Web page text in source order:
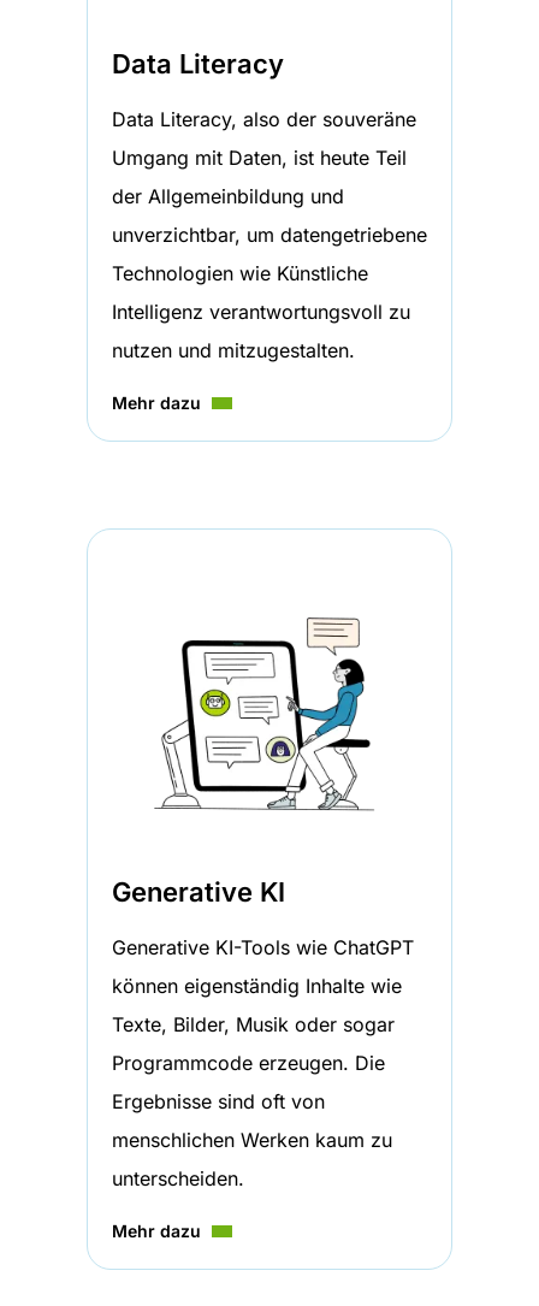
Data Literacy
Data Literacy, also der souveräne
Umgang mit Daten, ist heute Teil
der Allgemeinbildung und
unverzichtbar, um datengetriebene
Technologien wie Künstliche
Intelligenz verantwortungsvoll zu
nutzen und mitzugestalten.
Mehr dazu
Generative KI
Generative KI-Tools wie ChatGPT
können eigenständig Inhalte wie
Texte, Bilder, Musik oder sogar
Programmcode erzeugen. Die
Ergebnisse sind oft von
menschlichen Werken kaum zu
unterscheiden.
Mehr dazu